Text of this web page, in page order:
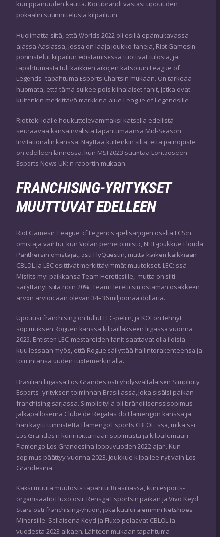
kumppanuuden kautta. Korubrändi vastasi upouuden
pokaalin suunnittelusta kilpailuun.
Huolimatta siitä, että Worlds 2022 oli esillä epämukavassa
ajassa Aasiassa, jossa on laaja joukko faneja, Riot Gamesin
ponnistelut kilpailun edistämisessä tuottivat tulosta, ja
tapahtumasta tuli kaikkien aikojen katsotuin League of
Legends -tapahtuma Esports Chartsin mukaan. On tärkeää
huomata, että tämä sulkee pois kiinalaiset fanit, jotka ovat
kuitenkin merkittävä markkina-alue League of Legendsille.
Riot teki idälle houkuttelevammaksi katsella edellistä
seuraavaa kansainvälistä tapahtumaansa Mid-Season
Invitationalin kanssa. Näyttää kuitenkin siltä, että painopiste
on edelleen lännessä, kun MSI 2023 suuntaa Lontooseen
Esports News UK: n raportin mukaan.
FRANCHISING-YRITYKSET
MUUTTUVAT EDELLEEN
Riot Gamesin League of Legends -pelisarjojen osalta LCS:n
omistaja vaihtui, kun Violan perhetoimisto, NHL-joukkue Florida
Panthersin omistajat, osti FlyQuestin, mutta kaiken kaikkiaan
CBLOL ja LEC esittivät merkittävimmät muutokset. LEC: ssä
Misfits myi paikkansa Team Hereticsille, mutta on silti
säilyttänyt siitä noin 20%. Team Hereticsin ostaman osakkeen
arvon arvioidaan olevan 34–36 miljoonaa dollaria.
Upouusi franchising on tullut LEC-peliin, ja KOI on tehnyt
sopimuksen Roguen kanssa kilpaillakseen liigassa vuonna
2023. Entisten LEC-mestareiden fanit saattavat olla iloisia
kuullessaan myös, että Rogue säilyttää hallintorakenteensa ja
toimintansa uuden tuotemerkin alla.
Brasilian liigassa Los Grandes osti yhdysvaltalaisen Simplicity
Esports -yrityksen toiminnan Brasiliassa, joka sisälsi paikan
franchising-sarjassa. Simplicityllä oli brändilisenssisopimus
jalkapalloseura Clube de Regatas do Flamengon kanssa ja
hän käytti tunnistetta Flamengo Esports CBLOL: ssa, mikä sai
Los Grandesin kunnioittamaan sopimusta ja kilpailemaan
Flamengo Los Grandesina loppuvuoden 2022 ajan. Kun
sopimus päättyy vuonna 2023, joukkue kilpailee nyt vain Los
Grandesina.
Kaksi muuta muutosta tapahtui Brasiliassa, kun esports-
organisaatio Fluxo osti Rensga Esportsin paikan ja Vivo Keyd
Stars osti franchising-yhtiön, joka kuului aiemmin Netshoes
Minersille. Sellaisena Keyd ja Fluxo pelaavat CBLOL:ia
vuodesta 2023 alkaen. Lähteen mukaan tapahtuma